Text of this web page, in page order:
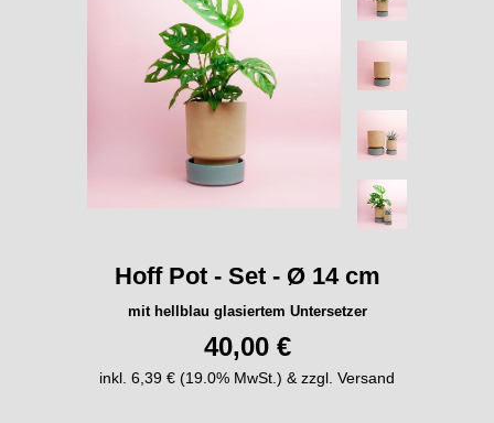
Hoff Pot - Set - Ø 14 cm
mit hellblau glasiertem Untersetzer
40,00 €
inkl. 6,39 € (19.0% MwSt.) & zzgl. Versand